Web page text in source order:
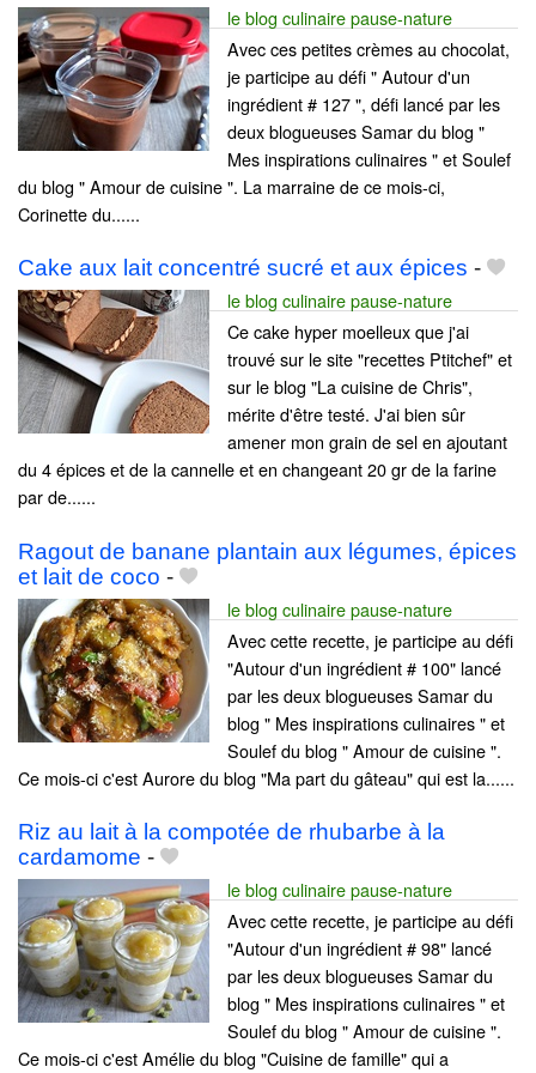
le blog culinaire pause-nature
Avec ces petites crèmes au chocolat,
je participe au défi " Autour d'un
ingrédient # 127 ", défi lancé par les
deux blogueuses Samar du blog "
Mes inspirations culinaires " et Soulef
du blog " Amour de cuisine ". La marraine de ce mois-ci,
Corinette du......
Cake aux lait concentré sucré et aux épices -
le blog culinaire pause-nature
Ce cake hyper moelleux que j'ai
trouvé sur le site "recettes Ptitchef" et
sur le blog "La cuisine de Chris",
mérite d'être testé. J'ai bien sûr
amener mon grain de sel en ajoutant
du 4 épices et de la cannelle et en changeant 20 gr de la farine
par de......
Ragout de banane plantain aux légumes, épices
et lait de coco -
le blog culinaire pause-nature
Avec cette recette, je participe au défi
"Autour d'un ingrédient # 100" lancé
par les deux blogueuses Samar du
blog " Mes inspirations culinaires " et
Soulef du blog " Amour de cuisine ".
Ce mois-ci c'est Aurore du blog "Ma part du gâteau" qui est la......
Riz au lait à la compotée de rhubarbe à la
cardamome -
le blog culinaire pause-nature
Avec cette recette, je participe au défi
"Autour d'un ingrédient # 98" lancé
par les deux blogueuses Samar du
blog " Mes inspirations culinaires " et
Soulef du blog " Amour de cuisine ".
Ce mois-ci c'est Amélie du blog "Cuisine de famille" qui a